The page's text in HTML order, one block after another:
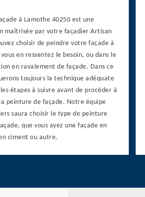
à Lamothe 40250 est une
maîtrisée par votre façadier Artisan
choisir de peindre votre façade à
en ressentez le besoin, ou dans le
en ravalement de façade. Dans ce
toujours la technique adéquate
étapes à suivre avant de procéder à
peinture de façade. Notre équipe
saura choisir le type de peinture
que vous ayez une façade en
ciment ou autre.